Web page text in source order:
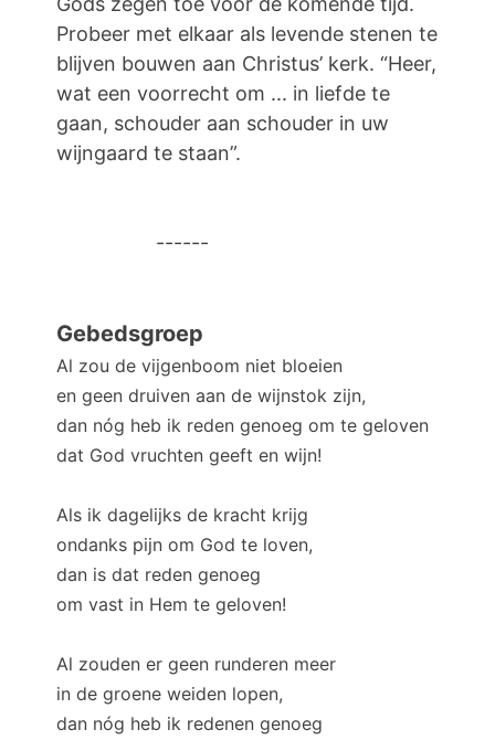
Probeer met elkaar als levende stenen te
blijven bouwen aan Christus’ kerk. “Heer,
wat een voorrecht om ... in liefde te
gaan, schouder aan schouder in uw
wijngaard te staan”.
------
Gebedsgroep
Al zou de vijgenboom niet bloeien
en geen druiven aan de wijnstok zijn,
dan nóg heb ik reden genoeg om te geloven
dat God vruchten geeft en wijn!
Als ik dagelijks de kracht krijg
ondanks pijn om God te loven,
dan is dat reden genoeg
om vast in Hem te geloven!
Al zouden er geen runderen meer
in de groene weiden lopen,
dan nóg heb ik redenen genoeg